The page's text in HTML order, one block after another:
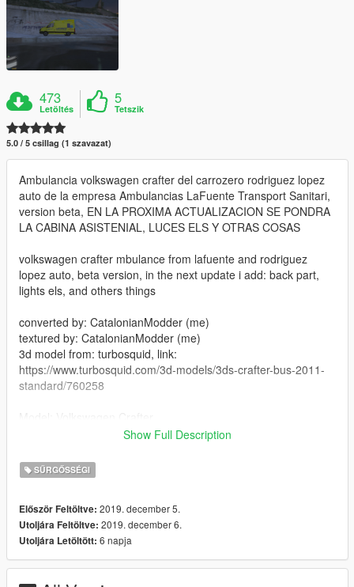
473
Letöltés
5
Tetszik
5.0 / 5 csillag (1 szavazat)
Ambulancia volkswagen crafter del carrozero rodriguez lopez
auto de la empresa Ambulancias LaFuente Transport Sanitari,
version beta, EN LA PROXIMA ACTUALIZACION SE PONDRA
LA CABINA ASISTENIAL, LUCES ELS Y OTRAS COSAS
volkswagen crafter mbulance from lafuente and rodriguez
lopez auto, beta version, in the next update i add: back part,
lights els, and others things
converted by: CatalonianModder (me)
textured by: CatalonianModder (me)
3d model from: turbosquid, link:
https://www.turbosquid.com/3d-models/3ds-crafter-bus-2011-
standard/760258
how to Install:
Grand Theft Auto V\mods\x64e.rpf\levels\gta5\vehicles.rpf\
Thanks for your download
Show Full Description
SŰRGŐSSÉGI
Először Feltöltve: 2019. december 5.
Utoljára Feltöltve: 2019. december 6.
Utoljára Letöltött: 6 napja